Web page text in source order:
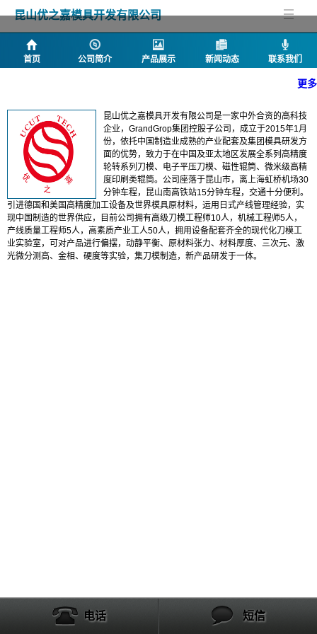
昆山优之嘉模具开发有限公司
首页 公司简介 产品展示 新闻动态 联系我们
更多
昆山优之嘉模具开发有限公司是一家中外合资的高科技
企业，GrandGrop集团控股子公司，成立于2015年1月
份，依托中国制造业成熟的产业配套及集团模具研发方
面的优势，致力于在中国及亚太地区发展全系列高精度
轮转系列刀模、电子平压刀模、磁性辊筒、微米级高精
度印刷类辊筒。公司座落于昆山市，离上海虹桥机场30
分钟车程，昆山南高铁站15分钟车程，交通十分便利。
引进德国和美国高精度加工设备及世界模具原材料，运用日式产线管理经验，实
现中国制造的世界供应，目前公司拥有高级刀模工程师10人，机械工程师5人，
产线质量工程师5人，高素质产业工人50人，拥用设备配套齐全的现代化刀模工
业实验室，可对产品进行偏摆，动静平衡、原材料张力、材料厚度、三次元、激
光微分测高、金相、硬度等实验，集刀模制造，新产品研发于一体。
电话 短信